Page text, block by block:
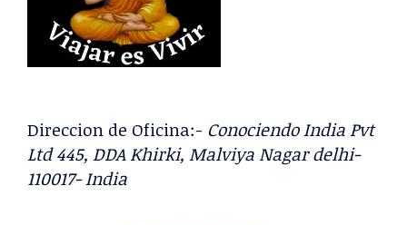
Direccion de Oficina:- Conociendo India Pvt
Ltd 445, DDA Khirki, Malviya Nagar delhi-
110017- India